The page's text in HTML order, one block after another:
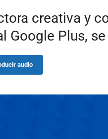
creativa y
Google Plus,
audio